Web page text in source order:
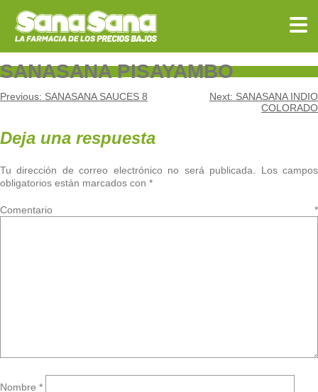
content
SANASANA PISAYAMBO
Navegación
de
entradas
Previous: SANASANA SAUCES 8 Next: SANASANA INDIO
COLORADO
Deja una respuesta
Tu dirección de correo electrónico no será publicada.
Los campos
obligatorios están marcados con *
Comentario *
Nombre *